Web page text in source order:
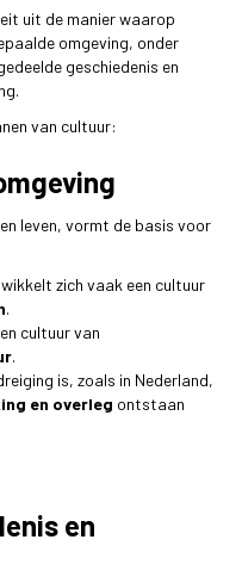
uit de manier waarop
omgeving, onder
geschiedenis en
van cultuur:
leven, vormt de basis voor
zich vaak een cultuur
.
cultuur van
.
is, zoals in Nederland,
en overleg ontstaan
en